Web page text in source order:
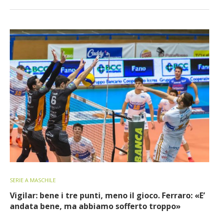
SERIE A MASCHILE
Vigilar: bene i tre punti, meno il gioco. Ferraro: «E’
andata bene, ma abbiamo sofferto troppo»